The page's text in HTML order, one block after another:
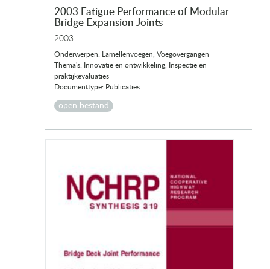
2003 Fatigue Performance of Modular
Bridge Expansion Joints
2003
Onderwerpen: Lamellenvoegen, Voegovergangen
Thema's: Innovatie en ontwikkeling, Inspectie en
praktijkevaluaties
Documenttype: Publicaties
open bestand